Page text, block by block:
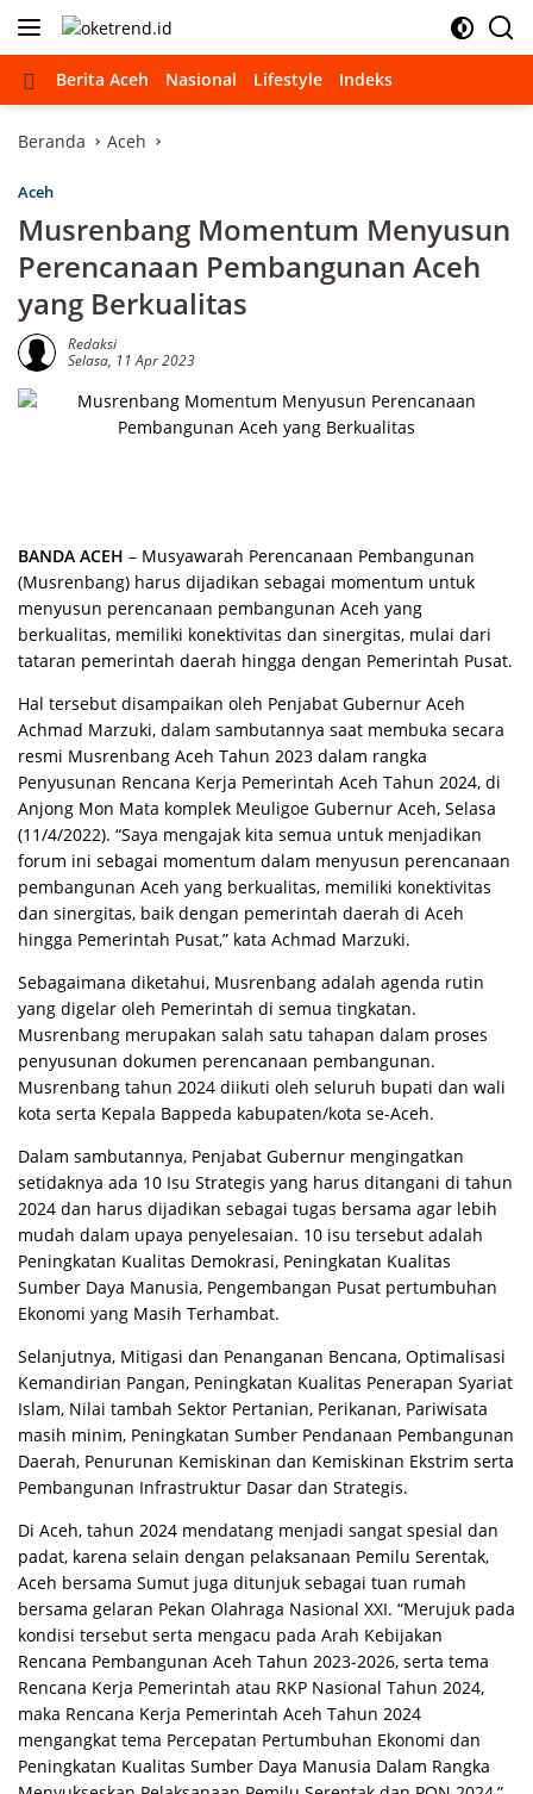
Langsung
Beranda
Berita Aceh Nasional Lifestyle Indeks
Beranda Aceh
Aceh
Musrenbang Momentum Menyusun
Perencanaan Pembangunan Aceh
yang Berkualitas
Redaksi
Selasa, 11 Apr 2023
BANDA ACEH – Musyawarah Perencanaan Pembangunan
(Musrenbang) harus dijadikan sebagai momentum untuk
menyusun perencanaan pembangunan Aceh yang
berkualitas, memiliki konektivitas dan sinergitas, mulai dari
tataran pemerintah daerah hingga dengan Pemerintah Pusat.
Hal tersebut disampaikan oleh Penjabat Gubernur Aceh
Achmad Marzuki, dalam sambutannya saat membuka secara
resmi Musrenbang Aceh Tahun 2023 dalam rangka
Penyusunan Rencana Kerja Pemerintah Aceh Tahun 2024, di
Anjong Mon Mata komplek Meuligoe Gubernur Aceh, Selasa
(11/4/2022). “Saya mengajak kita semua untuk menjadikan
forum ini sebagai momentum dalam menyusun perencanaan
pembangunan Aceh yang berkualitas, memiliki konektivitas
dan sinergitas, baik dengan pemerintah daerah di Aceh
hingga Pemerintah Pusat,” kata Achmad Marzuki.
Sebagaimana diketahui, Musrenbang adalah agenda rutin
yang digelar oleh Pemerintah di semua tingkatan.
Musrenbang merupakan salah satu tahapan dalam proses
penyusunan dokumen perencanaan pembangunan.
Musrenbang tahun 2024 diikuti oleh seluruh bupati dan wali
kota serta Kepala Bappeda kabupaten/kota se-Aceh.
Dalam sambutannya, Penjabat Gubernur mengingatkan
setidaknya ada 10 Isu Strategis yang harus ditangani di tahun
2024 dan harus dijadikan sebagai tugas bersama agar lebih
mudah dalam upaya penyelesaian. 10 isu tersebut adalah
Peningkatan Kualitas Demokrasi, Peningkatan Kualitas
Sumber Daya Manusia, Pengembangan Pusat pertumbuhan
Ekonomi yang Masih Terhambat.
Selanjutnya, Mitigasi dan Penanganan Bencana, Optimalisasi
Kemandirian Pangan, Peningkatan Kualitas Penerapan Syariat
Islam, Nilai tambah Sektor Pertanian, Perikanan, Pariwisata
masih minim, Peningkatan Sumber Pendanaan Pembangunan
Daerah, Penurunan Kemiskinan dan Kemiskinan Ekstrim serta
Pembangunan Infrastruktur Dasar dan Strategis.
Di Aceh, tahun 2024 mendatang menjadi sangat spesial dan
padat, karena selain dengan pelaksanaan Pemilu Serentak,
Aceh bersama Sumut juga ditunjuk sebagai tuan rumah
bersama gelaran Pekan Olahraga Nasional XXI. “Merujuk pada
kondisi tersebut serta mengacu pada Arah Kebijakan
Rencana Pembangunan Aceh Tahun 2023-2026, serta tema
Rencana Kerja Pemerintah atau RKP Nasional Tahun 2024,
maka Rencana Kerja Pemerintah Aceh Tahun 2024
mengangkat tema Percepatan Pertumbuhan Ekonomi dan
Peningkatan Kualitas Sumber Daya Manusia Dalam Rangka